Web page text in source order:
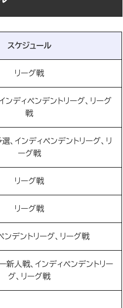
スケジュール
リーグ戦
ンディペンデントリーグ、リーグ
戦
、インディペンデントリーグ、リ
ーグ戦
リーグ戦
リーグ戦
ンデントリーグ、リーグ戦
新人戦、インディペンデントリー
グ、リーグ戦